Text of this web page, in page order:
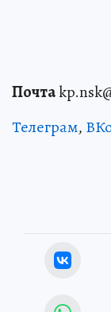
Почта
Телеграм,